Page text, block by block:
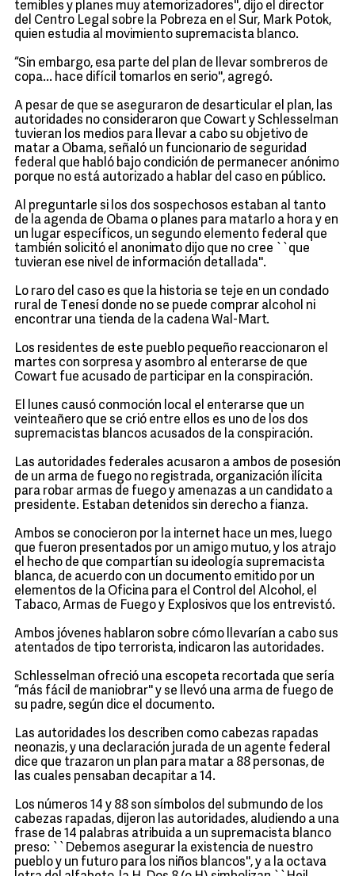
temibles y planes muy atemorizadores'', dijo el director
del Centro Legal sobre la Pobreza en el Sur, Mark Potok,
quien estudia al movimiento supremacista blanco.
“Sin embargo, esa parte del plan de llevar sombreros de
copa... hace difícil tomarlos en serio'', agregó.
A pesar de que se aseguraron de desarticular el plan, las
autoridades no consideraron que Cowart y Schlesselman
tuvieran los medios para llevar a cabo su objetivo de
matar a Obama, señaló un funcionario de seguridad
federal que habló bajo condición de permanecer anónimo
porque no está autorizado a hablar del caso en público.
Al preguntarle si los dos sospechosos estaban al tanto
de la agenda de Obama o planes para matarlo a hora y en
un lugar específicos, un segundo elemento federal que
también solicitó el anonimato dijo que no cree ``que
tuvieran ese nivel de información detallada''.
Lo raro del caso es que la historia se teje en un condado
rural de Tenesí donde no se puede comprar alcohol ni
encontrar una tienda de la cadena Wal-Mart.
Los residentes de este pueblo pequeño reaccionaron el
martes con sorpresa y asombro al enterarse de que
Cowart fue acusado de participar en la conspiración.
El lunes causó conmoción local el enterarse que un
veinteañero que se crió entre ellos es uno de los dos
supremacistas blancos acusados de la conspiración.
Las autoridades federales acusaron a ambos de posesión
de un arma de fuego no registrada, organización ilícita
para robar armas de fuego y amenazas a un candidato a
presidente. Estaban detenidos sin derecho a fianza.
Ambos se conocieron por la internet hace un mes, luego
que fueron presentados por un amigo mutuo, y los atrajo
el hecho de que compartían su ideología supremacista
blanca, de acuerdo con un documento emitido por un
elementos de la Oficina para el Control del Alcohol, el
Tabaco, Armas de Fuego y Explosivos que los entrevistó.
Ambos jóvenes hablaron sobre cómo llevarían a cabo sus
atentados de tipo terrorista, indicaron las autoridades.
Schlesselman ofreció una escopeta recortada que sería
“más fácil de maniobrar'' y se llevó una arma de fuego de
su padre, según dice el documento.
Las autoridades los describen como cabezas rapadas
neonazis, y una declaración jurada de un agente federal
dice que trazaron un plan para matar a 88 personas, de
las cuales pensaban decapitar a 14.
Los números 14 y 88 son símbolos del submundo de los
cabezas rapadas, dijeron las autoridades, aludiendo a una
frase de 14 palabras atribuida a un supremacista blanco
preso: ``Debemos asegurar la existencia de nuestro
pueblo y un futuro para los niños blancos'', y a la octava